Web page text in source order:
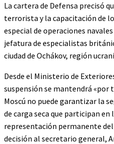
La cartera de Defensa precisó
terrorista y la capacitación de
especial de operaciones
jefatura de especialistas
ciudad de Ochákov, región
Desde el Ministerio de
suspensión se mantendrá «por
Moscú no puede garantizar la
de carga seca que participan
representación permanente
decisión al secretario general,